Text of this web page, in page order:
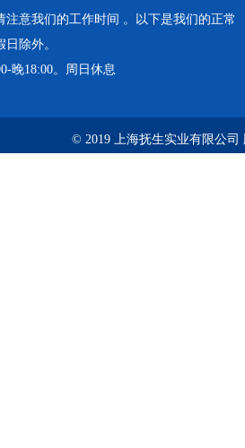
注意我们的工作时间 。以下是我们的正常
除外。
晚18:00。周日休息
© 2019 上海抚生实业有限公司